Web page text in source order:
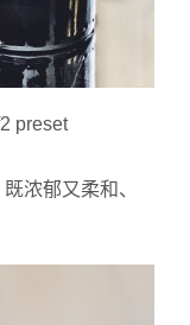
preset
浓郁又柔和、